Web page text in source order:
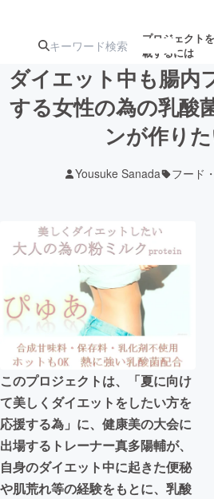
プロジェクト
載するには
注目のリ 注目の新着プロ募
テクノロジー・ガジェット
映像・映画
ビジネス・起業
まちづくり・地域活性化
CAMPFIRE for Social Good
CAMPFIREふるさと納税
ダイエット中も腸内
する女性の為の乳酸
ンが作りた
Yousuke Sanada フード
このプロジェクトは、「夏に向け
て美しくダイエットをしたい方を
応援する為」に、健康美の大会に
出場するトレーナー真多陽輔が、
自身のダイエット中に起きた便秘
や肌荒れ等の経験をもとに、乳酸